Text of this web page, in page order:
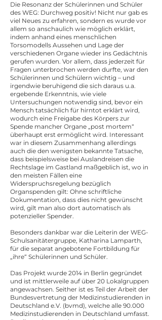
Die Resonanz der Schülerinnen und Schüler
des WEG: Durchweg positiv! Nicht nur gab es
viel Neues zu erfahren, sondern es wurde vor
allem so anschaulich wie möglich erklärt,
indem anhand eines menschlichen
Torsomodells Aussehen und Lage der
verschiedenen Organe wieder ins Gedächtnis
gerufen wurden. Vor allem, dass jederzeit für
Fragen unterbrochen werden durfte, war den
Schülerinnen und Schülern wichtig – und
irgendwie beruhigend die sich daraus u.a.
ergebende Erkenntnis, wie viele
Untersuchungen notwendig sind, bevor ein
Mensch tatsächlich für hirntot erklärt wird,
wodurch eine Freigabe des Körpers zur
Spende mancher Organe „post mortem“
überhaupt erst ermöglicht wird. Interessant
war in diesem Zusammenhang allerdings
auch die den wenigsten bekannte Tatsache,
dass beispielsweise bei Auslandreisen die
Rechtslage im Gastland maßgeblich ist, wo in
den meisten Fällen eine
Widerspruchsregelung bezüglich
Organspenden gilt: Ohne schriftliche
Dokumentation, dass dies nicht gewünscht
wird, gilt man also dort automatisch als
potenzieller Spender.
Besonders dankbar war die Leiterin der WEG-
Schulsanitätergruppe, Katharina Lamparth,
für die separat angebotene Fortbildung für
„ihre“ Schülerinnen und Schüler.
Das Projekt wurde 2014 in Berlin gegründet
und ist mittlerweile auf über 20 Lokalgruppen
angewachsen. Seither ist es Teil der Arbeit der
Bundesvertretung der Medizinstudierenden in
Deutschland e.V. (bvmd), welche alle 90.000
Medizinstudierenden in Deutschland umfasst.